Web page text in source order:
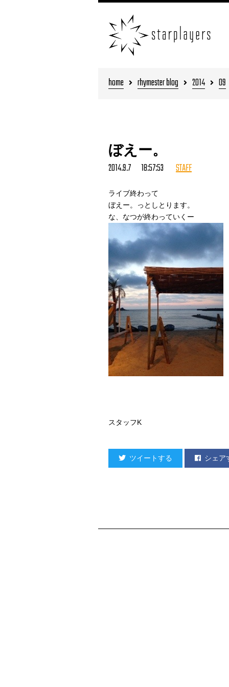
home rhymester blog 2014 09
ぼえー。
2014.9.7 18:57:53 STAFF
ライブ終わって
ぼえー。っとしとります。
な、なつが終わっていくー
スタッフK
ツイートする シェア